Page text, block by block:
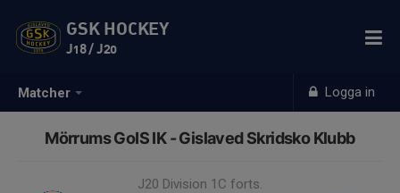
Matcher Logga in
GSK HOCKEY
J18 / J20
Mörrums GoIS IK - Gislaved Skridsko Klubb
J20 Division 1C forts.